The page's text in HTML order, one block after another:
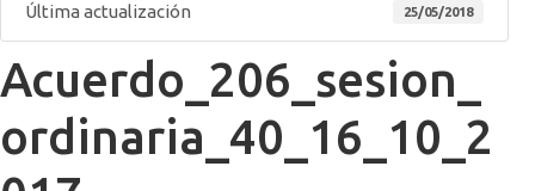
Última actualización 25/05/2018
Acuerdo_206_sesion_
ordinaria_40_16_10_2